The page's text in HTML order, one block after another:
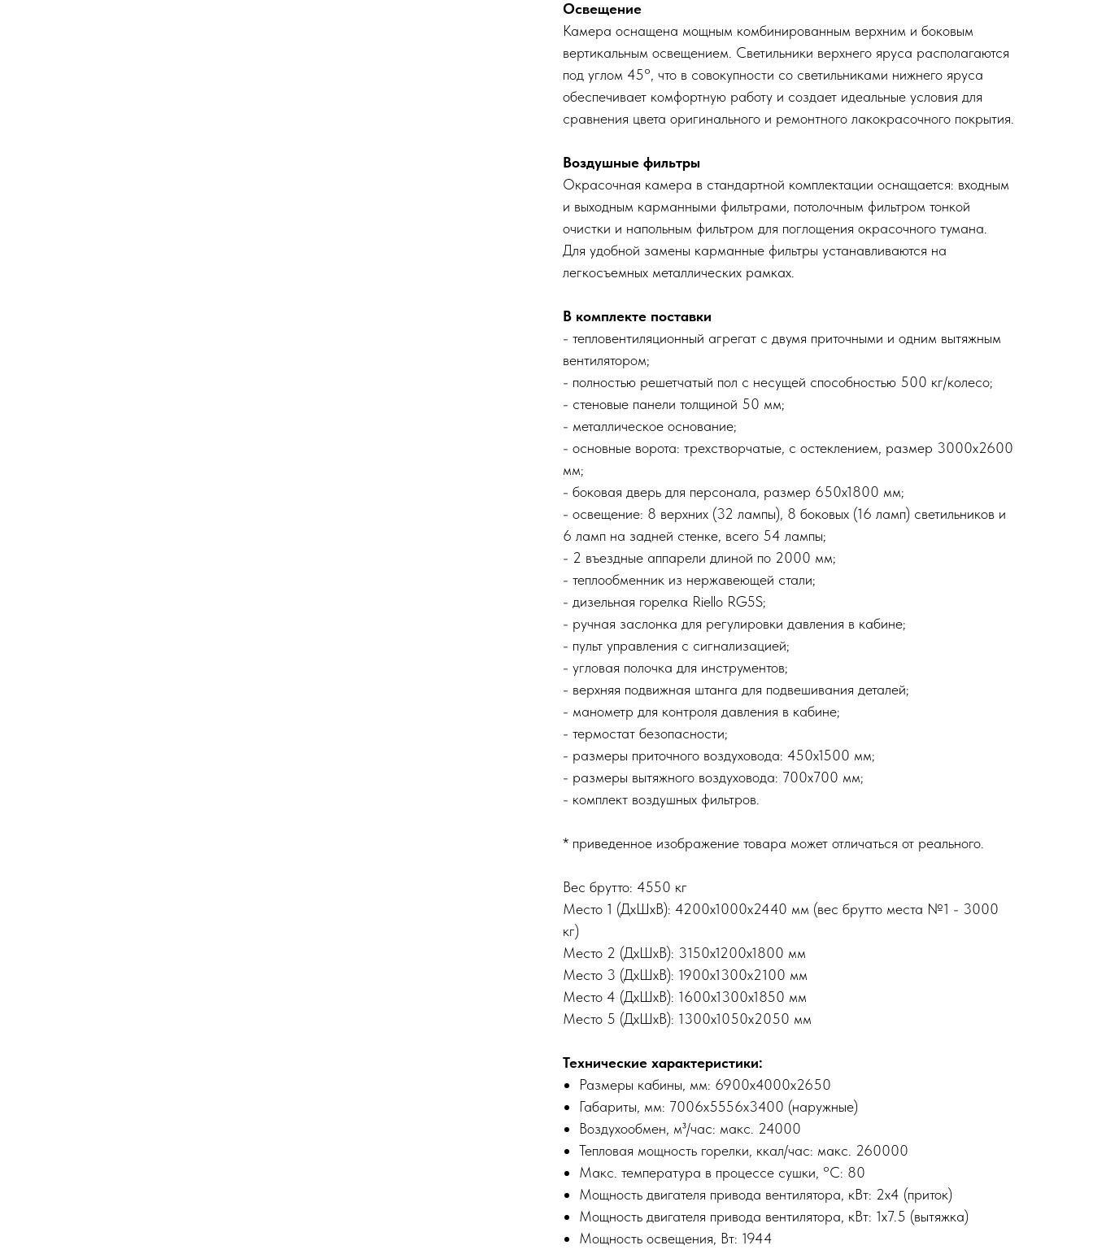
Освещение
Камера оснащена мощным комбинированным верхним и боковым
вертикальным освещением. Светильники верхнего яруса располагаются
под углом 45°, что в совокупности со светильниками нижнего яруса
обеспечивает комфортную работу и создает идеальные условия для
сравнения цвета оригинального и ремонтного лакокрасочного покрытия.
Воздушные фильтры
Окрасочная камера в стандартной комплектации оснащается: входным
и выходным карманными фильтрами, потолочным фильтром тонкой
очистки и напольным фильтром для поглощения окрасочного тумана.
Для удобной замены карманные фильтры устанавливаются на
легкосъемных металлических рамках.
В комплекте поставки
- тепловентиляционный агрегат с двумя приточными и одним вытяжным
вентилятором;
- полностью решетчатый пол с несущей способностью 500 кг/колесо;
- стеновые панели толщиной 50 мм;
- металлическое основание;
- основные ворота: трехстворчатые, с остеклением, размер 3000х2600
мм;
- боковая дверь для персонала, размер 650х1800 мм;
- освещение: 8 верхних (32 лампы), 8 боковых (16 ламп) светильников и
6 ламп на задней стенке, всего 54 лампы;
- 2 въездные аппарели длиной по 2000 мм;
- теплообменник из нержавеющей стали;
- дизельная горелка Riеllo RG5S;
- ручная заслонка для регулировки давления в кабине;
- пульт управления с сигнализацией;
- угловая полочка для инструментов;
- верхняя подвижная штанга для подвешивания деталей;
- манометр для контроля давления в кабине;
- термостат безопасности;
- размеры приточного воздуховода: 450х1500 мм;
- размеры вытяжного воздуховода: 700х700 мм;
- комплект воздушных фильтров.
* приведенное изображение товара может отличаться от реального.
Вес брутто: 4550 кг
Место 1 (ДхШхВ): 4200х1000х2440 мм (вес брутто места №1 - 3000
кг)
Место 2 (ДхШхВ): 3150х1200х1800 мм
Место 3 (ДхШхВ): 1900х1300х2100 мм
Место 4 (ДхШхВ): 1600х1300х1850 мм
Место 5 (ДхШхВ): 1300х1050х2050 мм
Технические характеристики:
Размеры кабины, мм: 6900х4000х2650
Габариты, мм: 7006х5556х3400 (наружные)
Воздухообмен, м³/час: макс. 24000
Тепловая мощность горелки, ккал/час: макс. 260000
Макс. температура в процессе сушки, °C: 80
Мощность двигателя привода вентилятора, кВт: 2х4 (приток)
Мощность двигателя привода вентилятора, кВт: 1х7.5 (вытяжка)
Мощность освещения, Вт: 1944